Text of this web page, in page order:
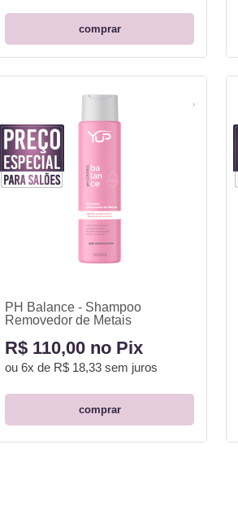
comprar
PH Balance - Shampoo
Removedor de Metais
R$ 110,00 no Pix
ou 6x de R$ 18,33 sem juros
comprar